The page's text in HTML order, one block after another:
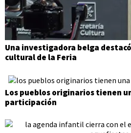
Una investigadora belga
cultural de la Feria
Los pueblos originarios tienen
participación